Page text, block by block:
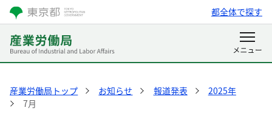
都全体で探す
産業労働局トップ お知らせ 報道発表
2025年
7月